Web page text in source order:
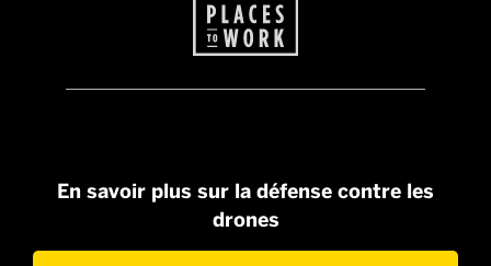
En savoir plus sur la défense contre les
drones